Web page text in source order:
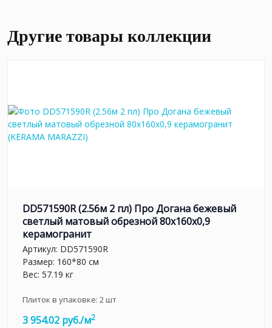
Другие товары коллекции
DD571590R (2.56м 2 пл) Про Догана бежевый
светлый матовый обрезной 80x160x0,9
керамогранит
Артикул: DD571590R
Размер: 160*80 см
Вес: 57.19 кг
Плиток в упаковке: 2шт
3 954.02 руб./м2